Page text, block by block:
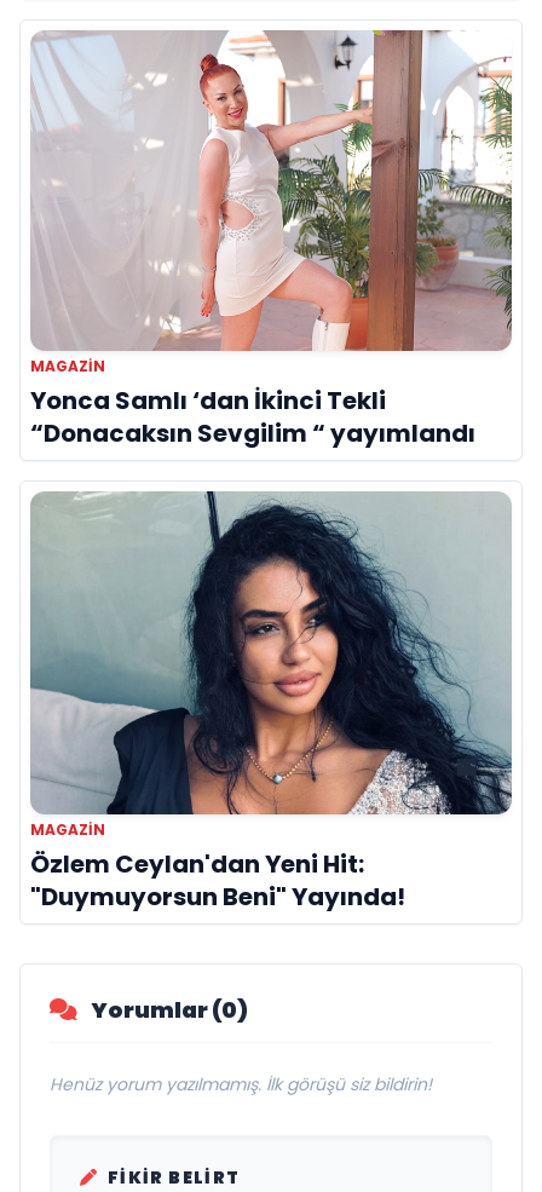
MAGAZIN
Yonca Samlı ‘dan İkinci Tekli
“Donacaksın Sevgilim “ yayımlandı
MAGAZIN
Özlem Ceylan'dan Yeni Hit:
"Duymuyorsun Beni" Yayında!
Yorumlar (0)
Henüz yorum yazılmamış. İlk görüşü siz bildirin!
FIKIR BELIRT